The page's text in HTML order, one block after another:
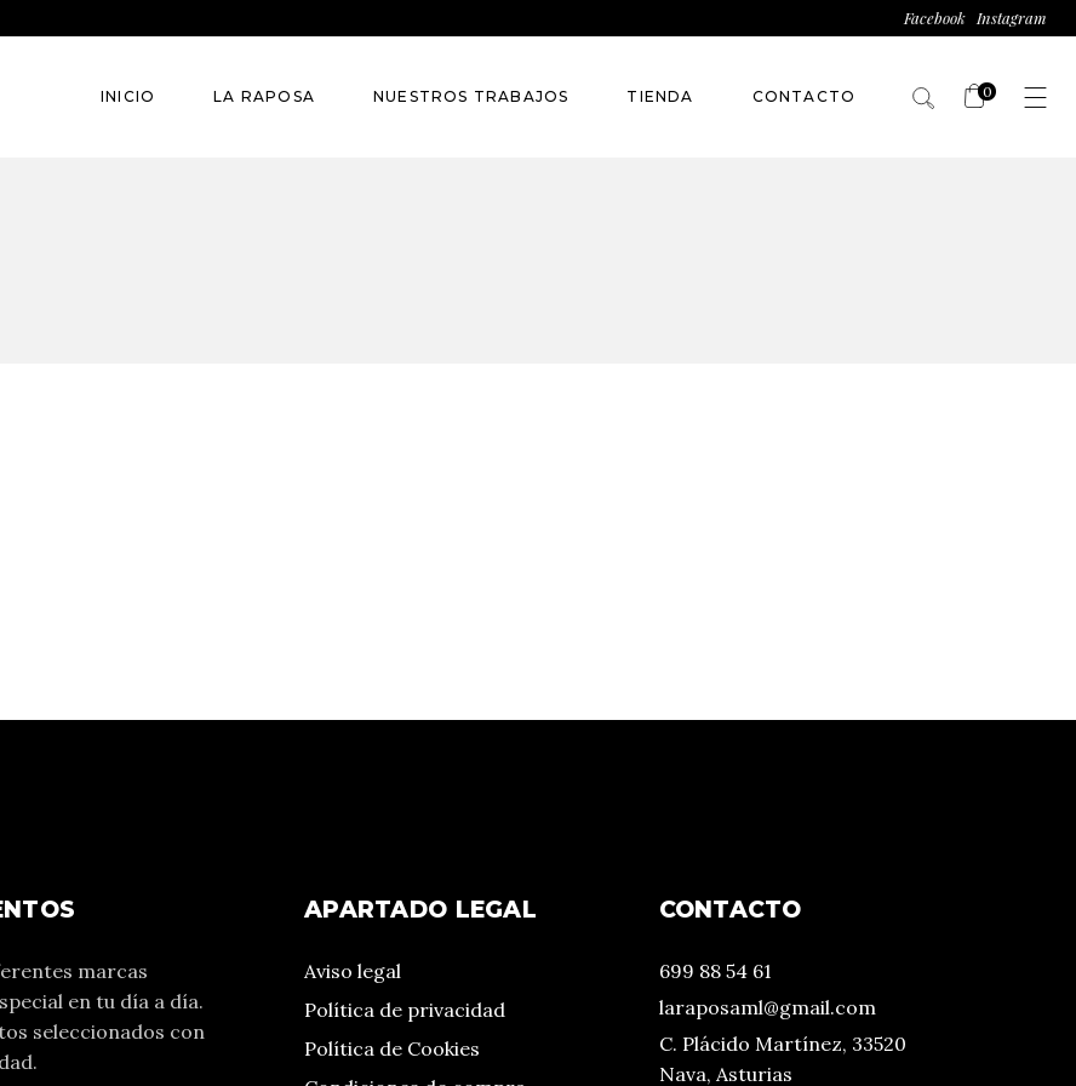
Facebook Instagram
INICIO LA RAPOSA NUESTROS TRABAJOS TIENDA CONTACTO 0
marcas
en tu día a día.
seleccionados con
APARTADO LEGAL
Aviso legal
Política de privacidad
Política de Cookies
CONTACTO
699 88 54 61
laraposaml@gmail.com
C. Plácido Martínez, 33520
Nava, Asturias